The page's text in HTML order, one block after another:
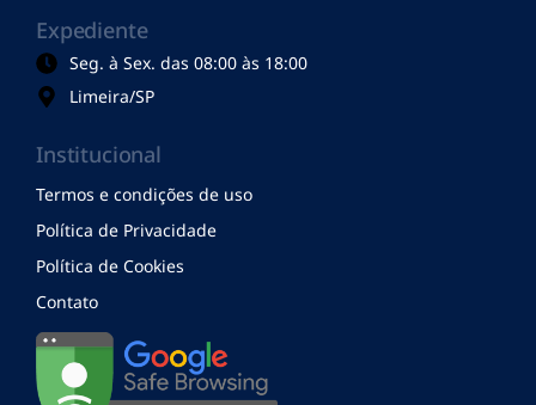
Expediente
Seg. à Sex. das 08:00 às 18:00
Limeira/SP
Institucional
Termos e condições de uso
Política de Privacidade
Política de Cookies
Contato